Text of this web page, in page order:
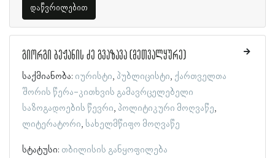
დაწვრილებით
გიორგი ბეჟანის ძე გვაზავა (მეთვალყურე)
საქმიანობა: იურისტი პუბლიცისტი ქართველთა
შორის წერა-კითხვის გამავრცელებელი
საზოგადოების წევრი პოლიტიკური მოღვაწე
ლიტერატორი სახელმწიფო მოღვაწე
სტატუსი: თბილისის განყოფილება